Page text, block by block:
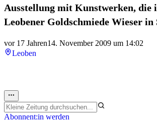
Ausstellung mit Kunstwerken, die
Leobener Goldschmiede Wieser in
vor 17 Jahren14. November 2009 um 14:02
Leoben
Abonnent:in werden